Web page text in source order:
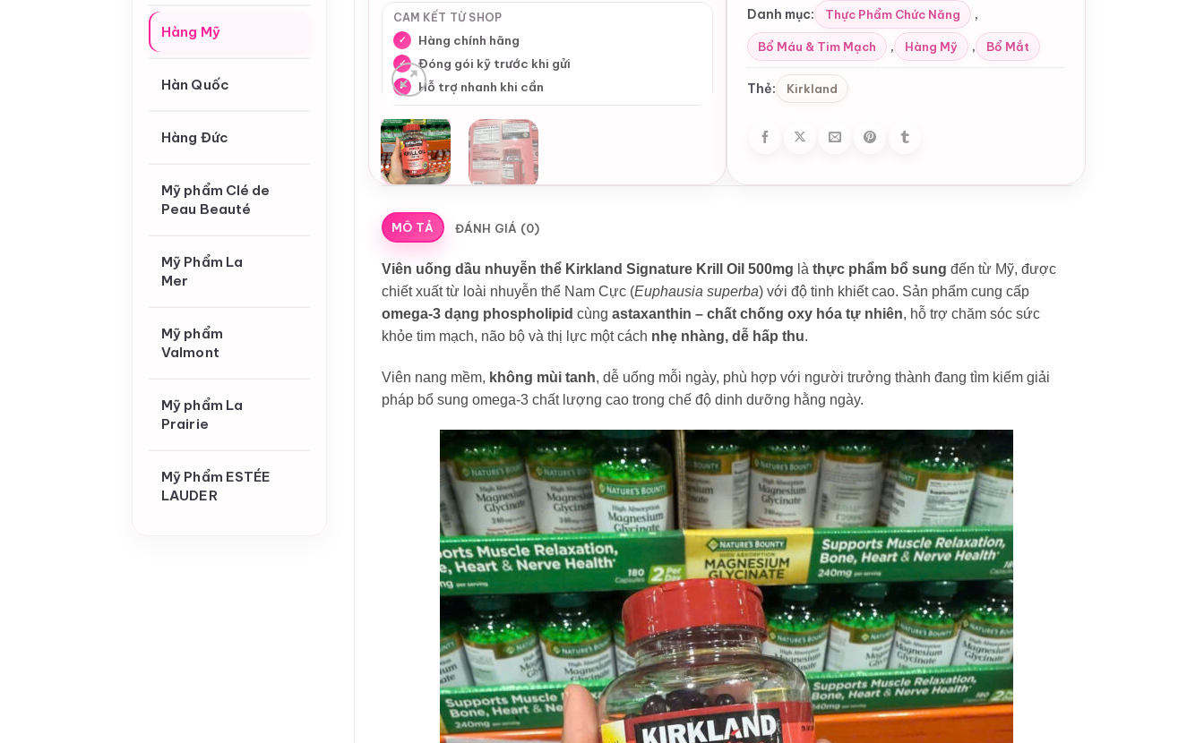
Hàng Mỹ
Hàn Quốc
Hàng Đức
Mỹ phẩm Clé de
Peau Beauté
Mỹ Phẩm La
Mer
Mỹ phẩm
Valmont
Mỹ phẩm La
Prairie
Mỹ Phẩm ESTÉE
LAUDER
CAM KẾT TỪ SHOP
✓ Hàng chính hãng
✓ Đóng gói kỹ trước khi gửi
✓ Hỗ trợ nhanh khi cần
Danh mục: Thực Phẩm Chức Năng ,
Bổ Máu & Tim Mạch , Hàng Mỹ , Bổ Mắt
Thẻ: Kirkland
MÔ TẢ ĐÁNH GIÁ (0)
Viên uống dầu nhuyễn thể Kirkland Signature Krill Oil 500mg là thực phẩm bổ sung đến từ Mỹ, được
chiết xuất từ loài nhuyễn thể Nam Cực (Euphausia superba) với độ tinh khiết cao. Sản phẩm cung cấp
omega-3 dạng phospholipid cùng astaxanthin – chất chống oxy hóa tự nhiên, hỗ trợ chăm sóc sức
khỏe tim mạch, não bộ và thị lực một cách nhẹ nhàng, dễ hấp thu.
Viên nang mềm, không mùi tanh, dễ uống mỗi ngày, phù hợp với người trưởng thành đang tìm kiếm giải
pháp bổ sung omega-3 chất lượng cao trong chế độ dinh dưỡng hằng ngày.